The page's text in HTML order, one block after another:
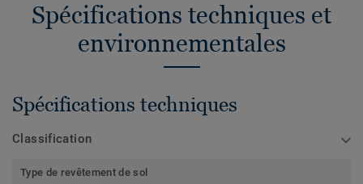
Spécifications techniques et
environnementales
Spécifications techniques
Classification
Type de revêtement de sol